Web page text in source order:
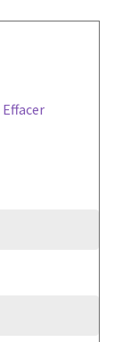
Effacer